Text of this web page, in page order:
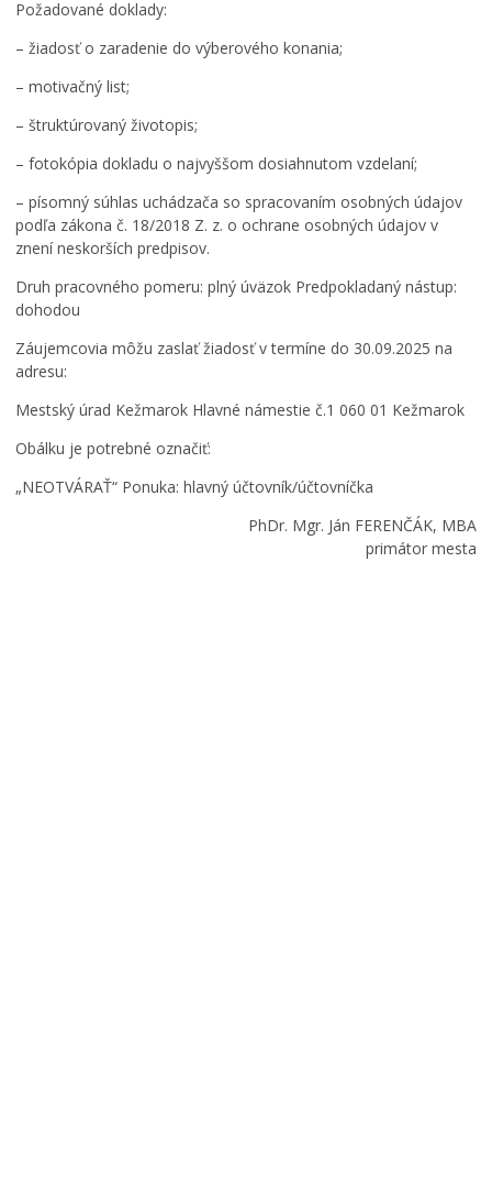
Požadované doklady:
– žiadosť o zaradenie do výberového konania;
– motivačný list;
– štruktúrovaný životopis;
– fotokópia dokladu o najvyššom dosiahnutom vzdelaní;
– písomný súhlas uchádzača so spracovaním osobných údajov
podľa zákona č. 18/2018 Z. z. o ochrane osobných údajov v
znení neskorších predpisov.
Druh pracovného pomeru: plný úväzok Predpokladaný nástup:
dohodou
Záujemcovia môžu zaslať žiadosť v termíne do 30.09.2025 na
adresu:
Mestský úrad Kežmarok Hlavné námestie č.1 060 01 Kežmarok
Obálku je potrebné označiť:
„NEOTVÁRAŤ“ Ponuka: hlavný účtovník/účtovníčka
PhDr. Mgr. Ján FERENČÁK, MBA
primátor mesta